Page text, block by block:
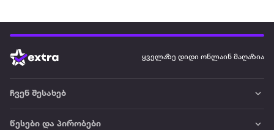
ყველაზე დიდი ონლაინ მაღაზია
ჩვენ შესახებ
წესები და პირობები